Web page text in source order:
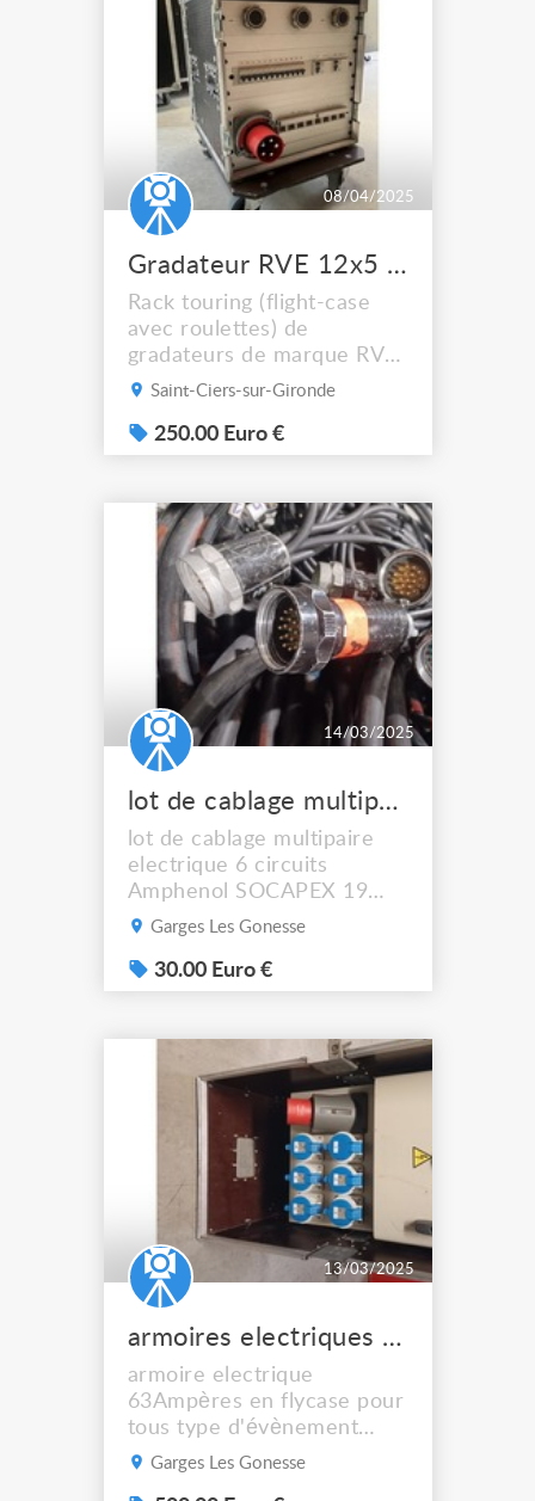
08/04/2025
Gradateur RVE 12x5 KW
Rack touring (flight-case
avec roulettes) de
gradateurs de marque RVE
à cartes 12x5 KW (marque
77). - 12 circuits de 5 KW -
contrôle des gradateurs en
puissance sur prise
tétrapolaire P17 63
Ampères. - sorties sur
prises Socapex (3 prises
dont 4...
Saint-Ciers-sur-Gironde
250.00 Euro €
14/03/2025
lot de cablage multipaire SOCAPEX 19 pins
lot de cablage multipaire
electrique 6 circuits
Amphenol SOCAPEX 19
poles. certains ont bien
unitaire HT pour: - 13G2,5
- 5m: 35€ (quantité: 7) -
(quantité: 1) - 13G2,5 -
25m: 95€ (quantité: 2) -
18G1,5 - 5m: 35€ (quantité:
5) - 18G1,5 - 13m: 60€
(quantité...
Garges Les Gonesse
30.00 Euro €
13/03/2025
armoires electriques 63A tri prestation
armoire electrique
63Ampères en flycase pour
tous type d'évènement
quantité: 6
Garges Les Gonesse